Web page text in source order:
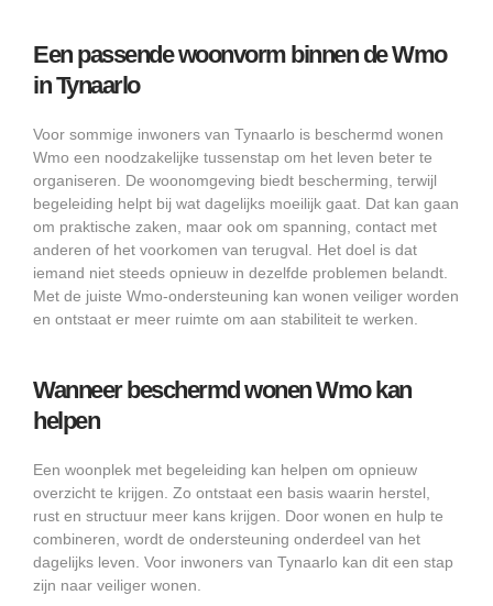
Een passende woonvorm binnen de Wmo
in Tynaarlo
Voor sommige inwoners van Tynaarlo is beschermd wonen
Wmo een noodzakelijke tussenstap om het leven beter te
organiseren. De woonomgeving biedt bescherming, terwijl
begeleiding helpt bij wat dagelijks moeilijk gaat. Dat kan gaan
om praktische zaken, maar ook om spanning, contact met
anderen of het voorkomen van terugval. Het doel is dat
iemand niet steeds opnieuw in dezelfde problemen belandt.
Met de juiste Wmo-ondersteuning kan wonen veiliger worden
en ontstaat er meer ruimte om aan stabiliteit te werken.
Wanneer beschermd wonen Wmo kan
helpen
Een woonplek met begeleiding kan helpen om opnieuw
overzicht te krijgen. Zo ontstaat een basis waarin herstel,
rust en structuur meer kans krijgen. Door wonen en hulp te
combineren, wordt de ondersteuning onderdeel van het
dagelijks leven. Voor inwoners van Tynaarlo kan dit een stap
zijn naar veiliger wonen.